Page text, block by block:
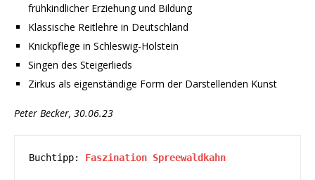
frühkindlicher Erziehung und Bildung
Klassische Reitlehre in Deutschland
Knickpflege in Schleswig-Holstein
Singen des Steigerlieds
Zirkus als eigenständige Form der Darstellenden Kunst
Peter Becker, 30.06.23
Buchtipp: Faszination Spreewaldkahn